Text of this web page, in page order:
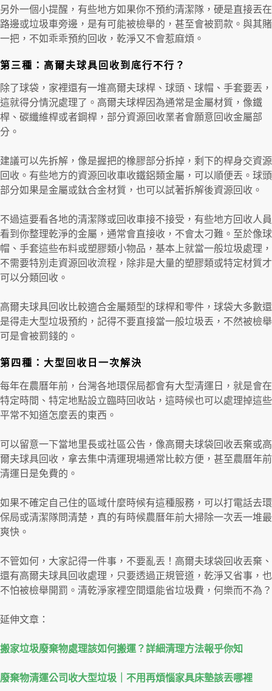
另外一個小提醒，有些地方如果你不預約清潔隊，硬是直接丟在
路邊或垃圾車旁邊，是有可能被檢舉的，甚至會被罰款。與其賭
一把，不如乖乖預約回收，乾淨又不會惹麻煩。
第三種：高爾夫球具回收到底行不行？
除了球袋，家裡還有一堆高爾夫球桿、球頭、球帽、手套要丟，
這就得分情況處理了。高爾夫球桿因為通常是金屬材質，像鐵
桿、碳纖維桿或者鋼桿，部分資源回收業者會願意回收金屬部
分。
建議可以先拆解，像是握把的橡膠部分拆掉，剩下的桿身交資源
回收。有些地方的資源回收車收鐵鋁類金屬，可以順便丟。球頭
部分如果是金屬或鈦合金材質，也可以試著拆解後資源回收。
不過這要看各地的清潔隊或回收車接不接受，有些地方回收人員
看到你整理乾淨的金屬，通常會直接收，不會太刁難。至於像球
帽、手套這些布料或塑膠類小物品，基本上就當一般垃圾處理，
不需要特別走資源回收流程，除非是大量的塑膠類或特定材質才
可以分類回收。
高爾夫球具回收比較適合金屬類型的球桿和零件，球袋大多數還
是得走大型垃圾預約，記得不要直接當一般垃圾丟，不然被檢舉
可是會被罰錢的。
第四種：大型回收日一次解決
每年在農曆年前，台灣各地環保局都會有大型清運日，就是會在
特定時間、特定地點設立臨時回收站，這時候也可以處理掉這些
平常不知道怎麼丟的東西。
可以留意一下當地里長或社區公告，像高爾夫球袋回收丟棄或高
爾夫球具回收，拿去集中清運現場通常比較方便，甚至農曆年前
清運日是免費的。
如果不確定自己住的區域什麼時候有這種服務，可以打電話去環
保局或清潔隊問清楚，真的有時候農曆年前大掃除一次丟一堆最
爽快。
不管如何，大家記得一件事，不要亂丟！高爾夫球袋回收丟棄、
還有高爾夫球具回收處理，只要透過正規管道，乾淨又省事，也
不怕被檢舉開罰。清乾淨家裡空間還能省垃圾費，何樂而不為？
延伸文章：
搬家垃圾廢棄物處理該如何搬運？詳細清理方法報乎你知
廢棄物清運公司收大型垃圾｜不用再煩惱家具床墊該丟哪裡